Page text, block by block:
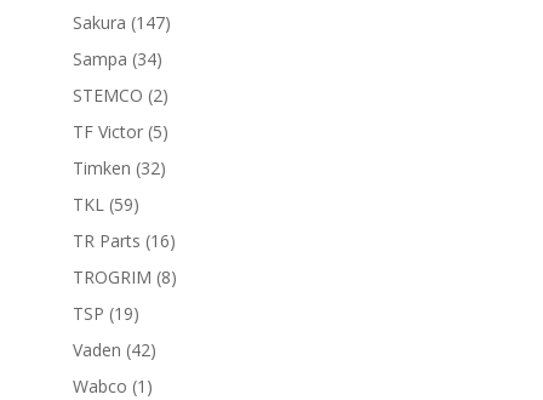
productos
Sakura 147147
Sampa 3434
productos
STEMCO 22
productos
TF Victor 55
productos
Timken 3232
TKL 5959
productos
TR Parts 1616
productos
TROGRIM 88
TSP 1919
productos
Vaden 4242
productos
Wabco 1 1